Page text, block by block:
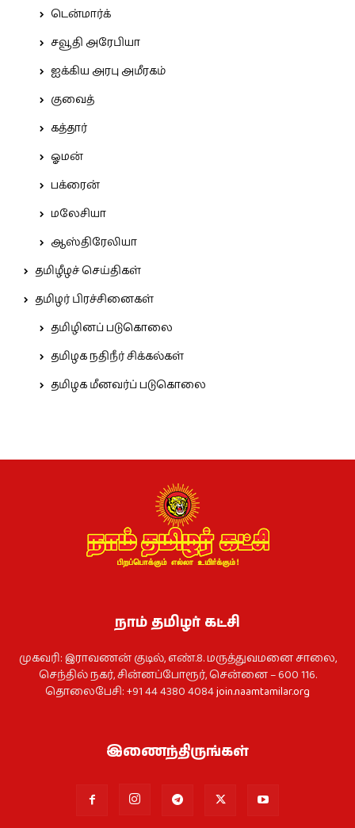
டென்மார்க்
சவூதி அரேபியா
ஐக்கிய அரபு அமீரகம்
குவைத்
கத்தார்
ஓமன்
பக்ரைன்
மலேசியா
ஆஸ்திரேலியா
தமிழீழச் செய்திகள்
தமிழர் பிரச்சினைகள்
தமிழினப் படுகொலை
தமிழக நதிநீர் சிக்கல்கள்
தமிழக மீனவர்ப் படுகொலை
நாம் தமிழர் கட்சி
முகவரி: இராவணன் குடில், எண்.8. மருத்துவமனை சாலை,
செந்தில் நகர், சின்னப்போரூர், சென்னை – 600 116.
தொலைபேசி: +91 44 4380 4084join.naamtamilar.org
இணைந்திருங்கள்